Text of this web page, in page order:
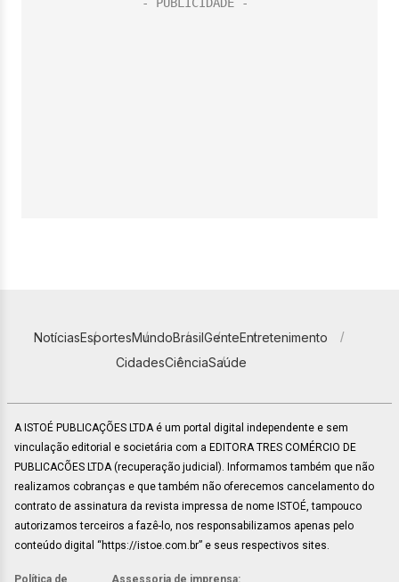
NotíciasEsportesMundoBrasilGenteEntretenimento
CidadesCiênciaSaúde
A ISTOÉ PUBLICAÇÕES LTDA é um portal digital independente e sem
vinculação editorial e societária com a EDITORA TRES COMÉRCIO DE
PUBLICACÕES LTDA (recuperação judicial). Informamos também que não
realizamos cobranças e que também não oferecemos cancelamento do
contrato de assinatura da revista impressa de nome ISTOÉ, tampouco
autorizamos terceiros a fazê-lo, nos responsabilizamos apenas pelo
conteúdo digital “https://istoe.com.br” e seus respectivos sites.
Política de Assessoria de imprensa: